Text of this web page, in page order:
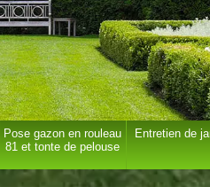
Pose gazon en rouleau
81 et tonte de pelouse
Entretien de